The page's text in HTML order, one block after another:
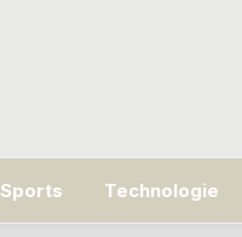
Sports Technologie